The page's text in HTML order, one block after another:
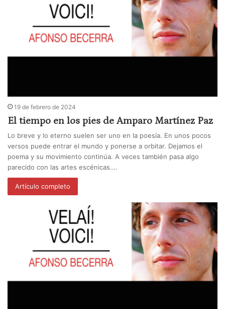
19 de febrero de 2024
El tiempo en los pies de Amparo Martínez Paz
Lo breve y lo eterno suelen ser uno en la poesía. En unos pocos
versos puede entrar el mundo y ponerse a orbitar. Dejamos el
poema y su movimiento continúa. A veces también pasa algo
parecido con las artes escénicas.…
Artículo completo